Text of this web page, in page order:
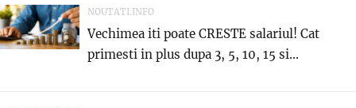
NOUTATI.INFO
Vechimea iti poate CRESTE salariul! Cat
primesti in plus dupa 3, 5, 10, 15 si...